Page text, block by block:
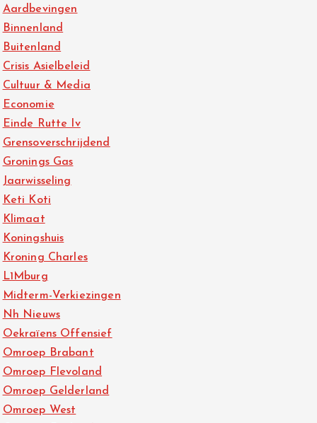
Aardbevingen
Binnenland
Buitenland
Crisis Asielbeleid
Cultuur & Media
Economie
Einde Rutte Iv
Grensoverschrijdend
Gronings Gas
Jaarwisseling
Keti Koti
Klimaat
Koningshuis
Kroning Charles
L1Mburg
Midterm-Verkiezingen
Nh Nieuws
Oekraïens Offensief
Omroep Brabant
Omroep Flevoland
Omroep Gelderland
Omroep West